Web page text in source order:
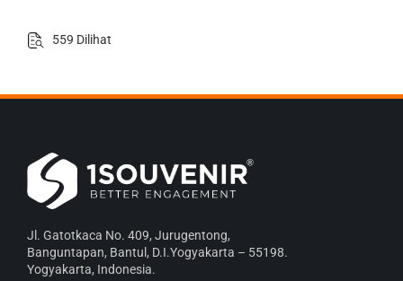
559 Dilihat
Jl. Gatotkaca No. 409, Jurugentong,
Banguntapan, Bantul, D.I.Yogyakarta – 55198.
Yogyakarta, Indonesia.